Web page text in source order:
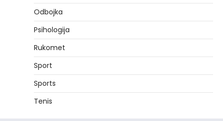
Odbojka
Psihologija
Rukomet
Sport
Sports
Tenis